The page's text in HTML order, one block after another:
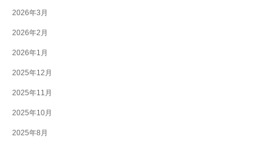
2026年3月
2026年2月
2026年1月
2025年12月
2025年11月
2025年10月
2025年8月